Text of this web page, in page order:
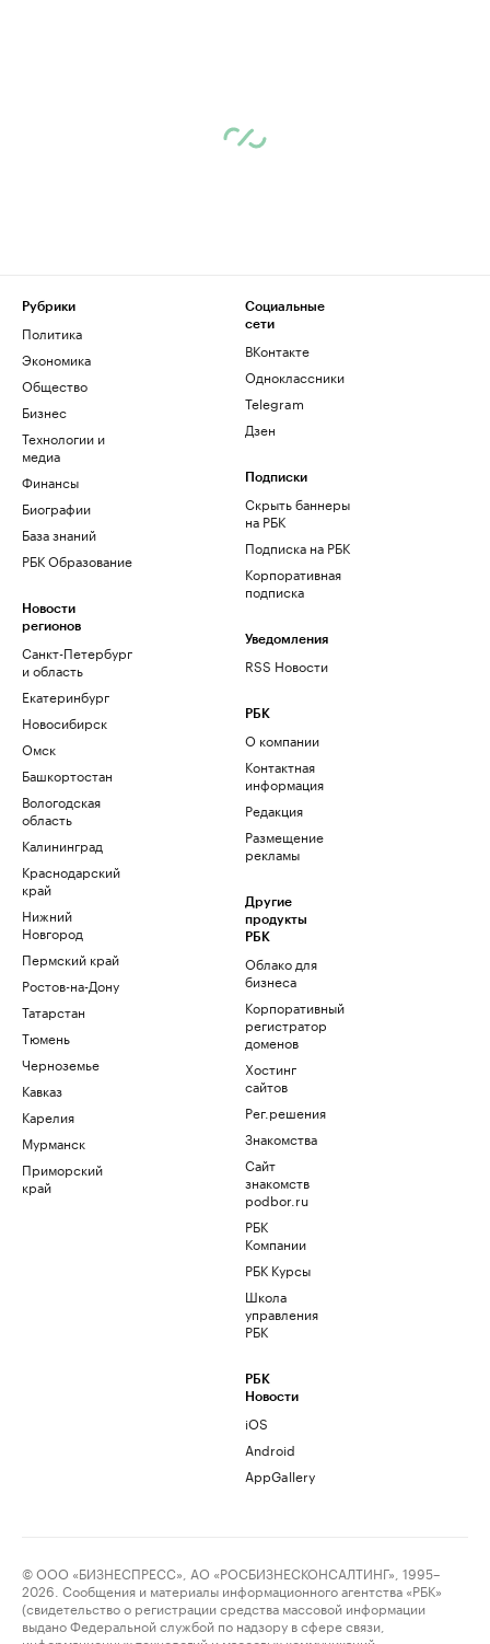
Рубрики
Политика
Экономика
Общество
Бизнес
Технологии и
медиа
Финансы
Биографии
База знаний
РБК Образование
Новости
регионов
Санкт-Петербург
и область
Екатеринбург
Новосибирск
Омск
Башкортостан
Вологодская
область
Калининград
Краснодарский
край
Нижний
Новгород
Пермский край
Ростов-на-Дону
Татарстан
Тюмень
Черноземье
Кавказ
Карелия
Мурманск
Приморский
край
Социальные
сети
ВКонтакте
Одноклассники
Telegram
Дзен
Подписки
Скрыть баннеры
на РБК
Подписка на РБК
Корпоративная
подписка
Уведомления
RSS Новости
РБК
О компании
Контактная
информация
Редакция
Размещение
рекламы
Другие
продукты
РБК
Облако для
бизнеса
Корпоративный
регистратор
доменов
Хостинг
сайтов
Рег.решения
Знакомства
Сайт
знакомств
podbor.ru
РБК
Компании
РБК Курсы
Школа
управления
РБК
РБК
Новости
iOS
Android
AppGallery
© ООО «БИЗНЕСПРЕСС», АО «РОСБИЗНЕСКОНСАЛТИНГ», 1995–
2026. Сообщения и материалы информационного агентства «РБК»
(свидетельство о регистрации средства массовой информации
выдано Федеральной службой по надзору в сфере связи,